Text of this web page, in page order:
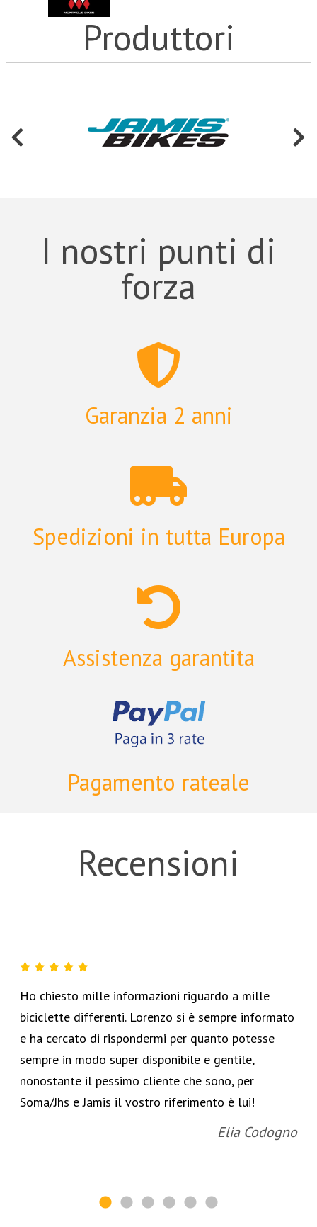
Produttori
I nostri punti di
forza
Garanzia 2 anni
Spedizioni in tutta Europa
Assistenza garantita
Pagamento rateale
Recensioni
Ho chiesto mille informazioni riguardo a mille
biciclette differenti. Lorenzo si è sempre informato
e ha cercato di rispondermi per quanto potesse
sempre in modo super disponibile e gentile,
nonostante il pessimo cliente che sono, per
Soma/Jhs e Jamis il vostro riferimento è lui!
Elia Codogno